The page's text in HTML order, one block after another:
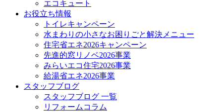
エコキュート
お役立ち情報
トイレキャンペーン
水まわりの小さなお困りごと解決メニュー
住宅省エネ2026キャンペーン
先進的窓リノベ2026事業
みらいエコ住宅2026事業
給湯省エネ2026事業
スタッフブログ
スタッフブログ 一覧
リフォームコラム